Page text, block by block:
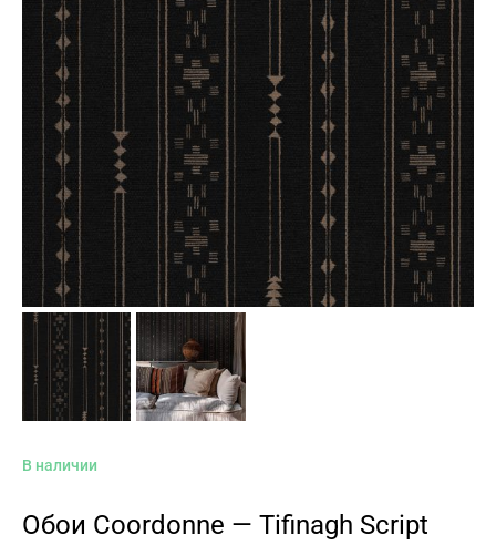
В наличии
Обои Coordonne — Tifinagh Script